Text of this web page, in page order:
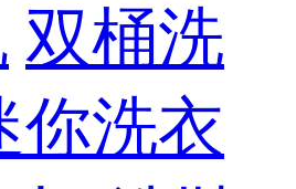
双桶洗
你洗衣